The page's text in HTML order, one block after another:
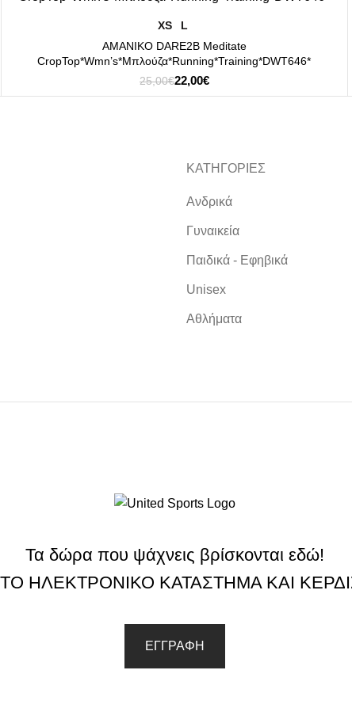
ΕΠΙΛΟΓΉ
XS
L
ΑΜΑΝΙΚΟ DARE2B Meditate
CropTop*Wmn’s*Μπλούζα*Running*Training*DWT646*
25,00€Original
price
22,00€Η
τρέχουσα
ΚΑΤΗΓΟΡΙΕΣ
Ανδρικά
Γυναικεία
Παιδικά - Εφηβικά
Unisex
Αθλήματα
Τα δώρα που ψάχνεις βρίσκονται εδώ!
ΗΛΕΚΤΡΟΝΙΚΟ ΚΑΤΑΣΤΗΜΑ ΚΑΙ
ΕΓΓΡΑΦΗ